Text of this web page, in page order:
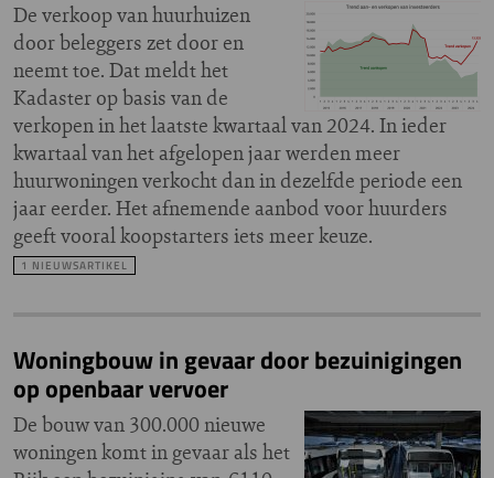
De verkoop van huurhuizen
door beleggers zet door en
neemt toe. Dat meldt het
Kadaster op basis van de
verkopen in het laatste kwartaal van 2024. In ieder
kwartaal van het afgelopen jaar werden meer
huurwoningen verkocht dan in dezelfde periode een
jaar eerder. Het afnemende aanbod voor huurders
geeft vooral koopstarters iets meer keuze.
1 NIEUWSARTIKEL
Woningbouw in gevaar door bezuinigingen
op openbaar vervoer
De bouw van 300.000 nieuwe
woningen komt in gevaar als het